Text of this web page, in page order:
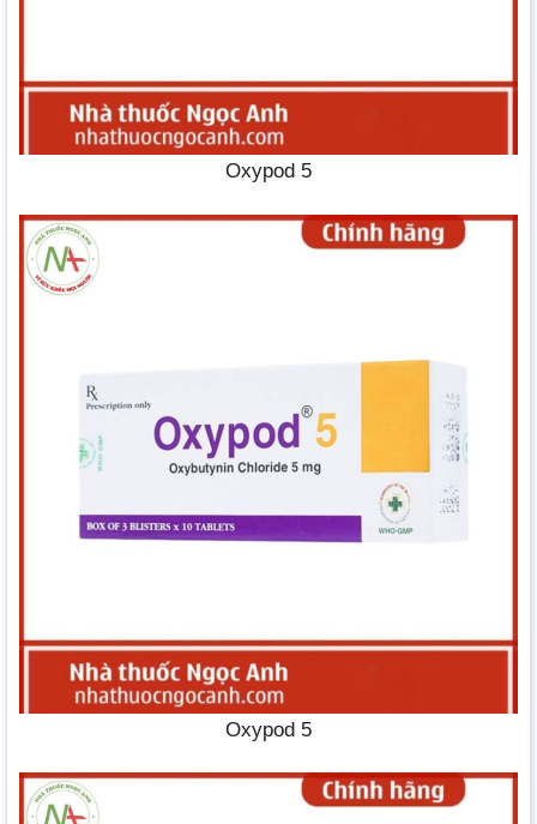
Oxypod 5
Oxypod 5